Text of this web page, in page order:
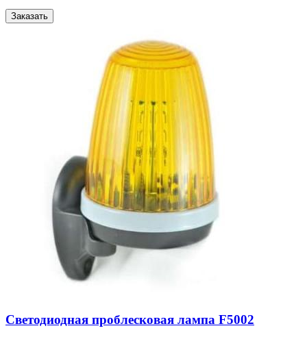
Заказать
Светодиодная проблесковая лампа F5002